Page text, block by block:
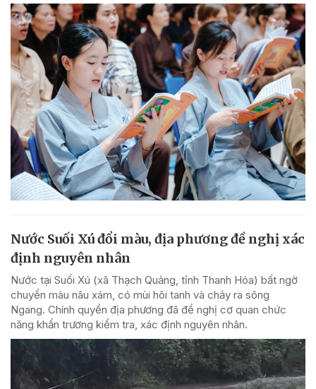
Nước Suối Xú đổi màu, địa phương đề nghị xác
định nguyên nhân
Nước tại Suối Xú (xã Thạch Quảng, tỉnh Thanh Hóa) bất ngờ
chuyển màu nâu xám, có mùi hôi tanh và chảy ra sông
Ngang. Chính quyền địa phương đã đề nghị cơ quan chức
năng khẩn trương kiểm tra, xác định nguyên nhân.